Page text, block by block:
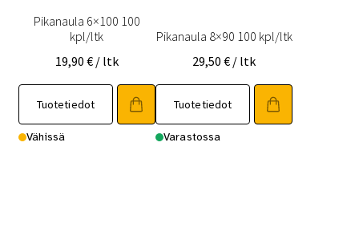
Pikanaula 6×100 100
kpl/ltk
19,90 € / ltk
Tuotetiedot
Vähissä
Pikanaula 8×90 100 kpl/ltk
29,50€ / ltk
Tuotetiedot
Varastossa